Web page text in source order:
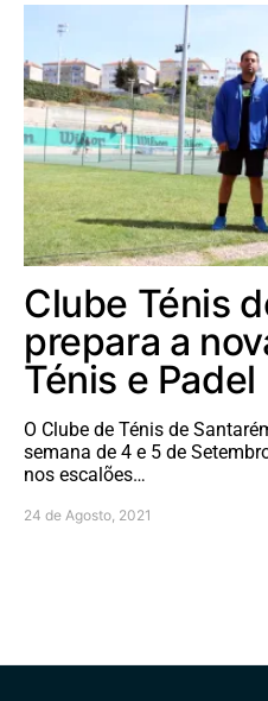
Clube Ténis
prepara a
Ténis e Padel
O Clube de Ténis de
semana de 4 e 5 de
nos escalões…
24 de Agosto, 2021